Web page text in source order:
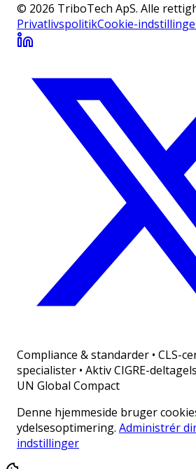
© 2026 TriboTech ApS. Alle
PrivatlivspolitikCookie-
Compliance & standarder • CLS-
specialister • Aktiv CIGRE-
UN Global Compact
Denne hjemmeside bruger
ydelsesoptimering. Administrér
indstillinger